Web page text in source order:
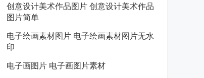
创意设计美术作品图片 创意设计美术作品
图片简单
电子绘画素材图片 电子绘画素材图片无水
印
电子画图片 电子画图片素材